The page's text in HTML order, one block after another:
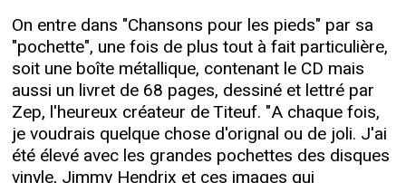
On entre dans "Chansons pour les pieds" par sa
"pochette", une fois de plus tout à fait particulière,
soit une boîte métallique, contenant le CD mais
aussi un livret de 68 pages, dessiné et lettré par
Zep, l'heureux créateur de Titeuf. "A chaque fois,
je voudrais quelque chose d'orignal ou de joli. J'ai
été élevé avec les grandes pochettes des disques
vinyle, Jimmy Hendrix et ces images qui